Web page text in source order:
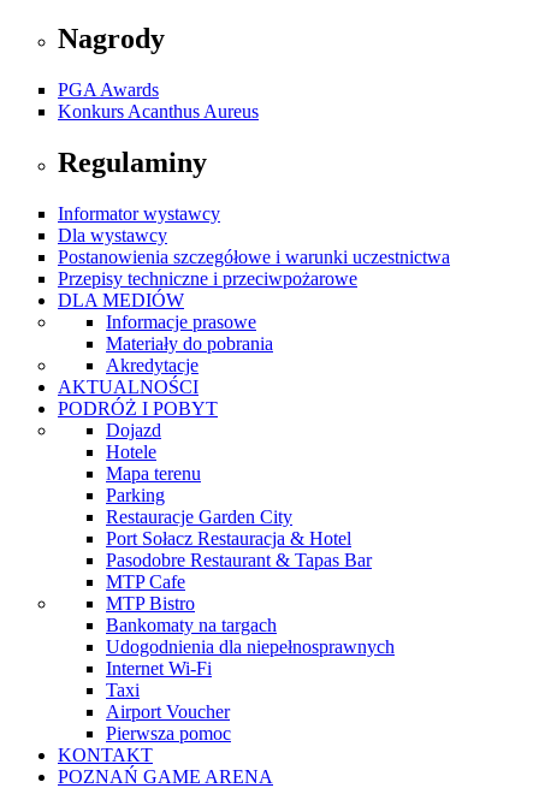
Nagrody
PGA Awards
Konkurs Acanthus Aureus
Regulaminy
Informator wystawcy
Dla wystawcy
Postanowienia szczegółowe i warunki uczestnictwa
Przepisy techniczne i przeciwpożarowe
DLA MEDIÓW
Informacje prasowe
Materiały do pobrania
Akredytacje
AKTUALNOŚCI
PODRÓŻ I POBYT
Dojazd
Hotele
Mapa terenu
Parking
Restauracje Garden City
Port Sołacz Restauracja & Hotel
Pasodobre Restaurant & Tapas Bar
MTP Cafe
MTP Bistro
Bankomaty na targach
Udogodnienia dla niepełnosprawnych
Internet Wi-Fi
Taxi
Airport Voucher
Pierwsza pomoc
KONTAKT
POZNAŃ GAME ARENA